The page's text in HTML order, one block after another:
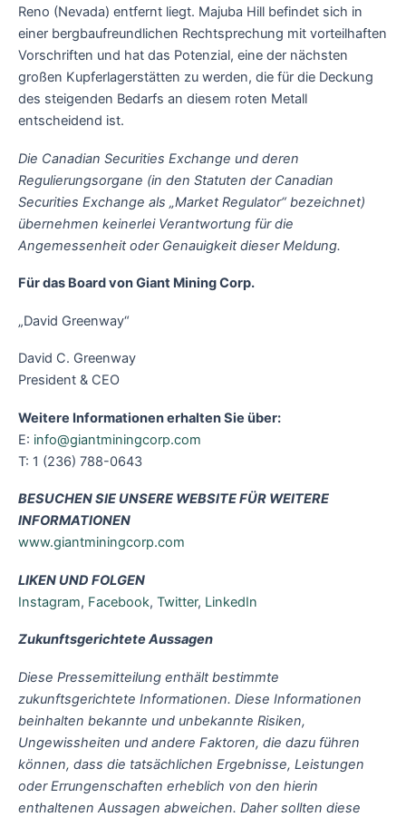
Reno (Nevada) entfernt liegt. Majuba Hill befindet sich in
einer bergbaufreundlichen Rechtsprechung mit vorteilhaften
Vorschriften und hat das Potenzial, eine der nächsten
großen Kupferlagerstätten zu werden, die für die Deckung
des steigenden Bedarfs an diesem roten Metall
entscheidend ist.
Die Canadian Securities Exchange und deren
Regulierungsorgane (in den Statuten der Canadian
Securities Exchange als „Market Regulator“ bezeichnet)
übernehmen keinerlei Verantwortung für die
Angemessenheit oder Genauigkeit dieser Meldung.
Für das Board von Giant Mining Corp.
„David Greenway“
David C. Greenway
President & CEO
Weitere Informationen erhalten Sie über:
E: info@giantminingcorp.com
T: 1 (236) 788-0643
BESUCHEN SIE UNSERE WEBSITE FÜR WEITERE
INFORMATIONEN
www.giantminingcorp.com
LIKEN UND FOLGEN
Instagram, Facebook, Twitter, LinkedIn
Zukunftsgerichtete Aussagen
Diese Pressemitteilung enthält bestimmte
zukunftsgerichtete Informationen. Diese Informationen
beinhalten bekannte und unbekannte Risiken,
Ungewissheiten und andere Faktoren, die dazu führen
können, dass die tatsächlichen Ergebnisse, Leistungen
oder Errungenschaften erheblich von den hierin
enthaltenen Aussagen abweichen. Daher sollten diese